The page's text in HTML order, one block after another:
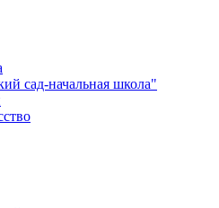
сад-начальная школа"